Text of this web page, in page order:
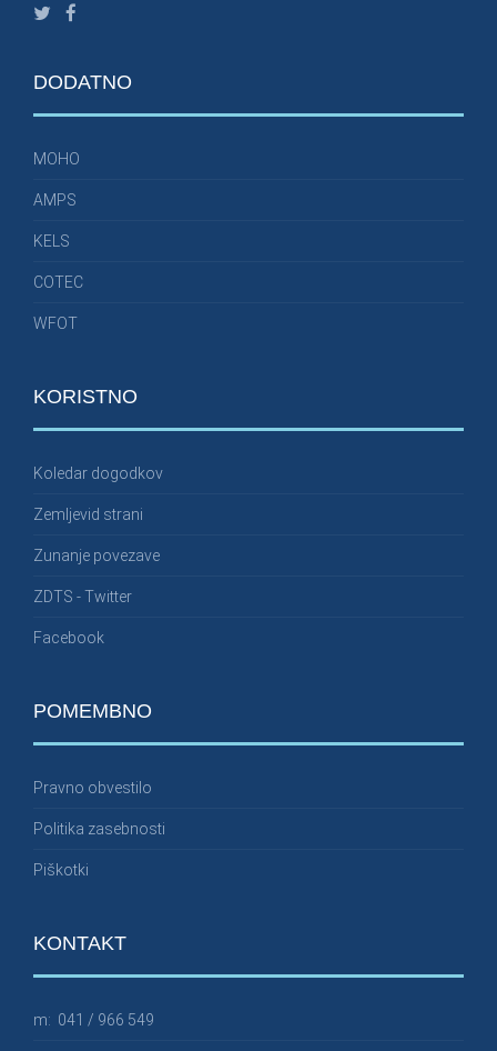
DODATNO
MOHO
AMPS
KELS
COTEC
WFOT
KORISTNO
Koledar dogodkov
Zemljevid strani
Zunanje povezave
ZDTS - Twitter
Facebook
POMEMBNO
Pravno obvestilo
Politika zasebnosti
Piškotki
KONTAKT
m: 041 / 966 549